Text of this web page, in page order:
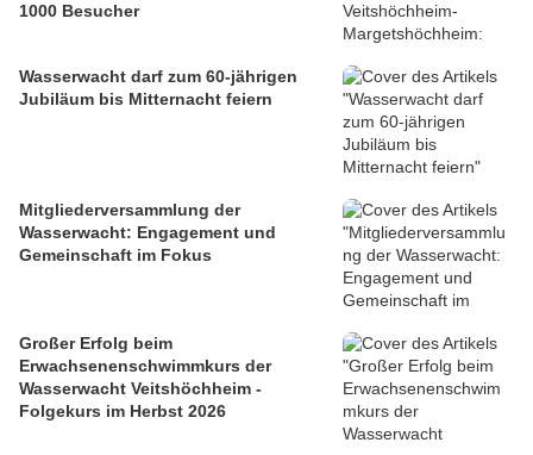
1000 Besucher
Wasserwacht darf zum 60-jährigen
Jubiläum bis Mitternacht feiern
Mitgliederversammlung der
Wasserwacht: Engagement und
Gemeinschaft im Fokus
Großer Erfolg beim
Erwachsenenschwimmkurs der
Wasserwacht Veitshöchheim -
Folgekurs im Herbst 2026